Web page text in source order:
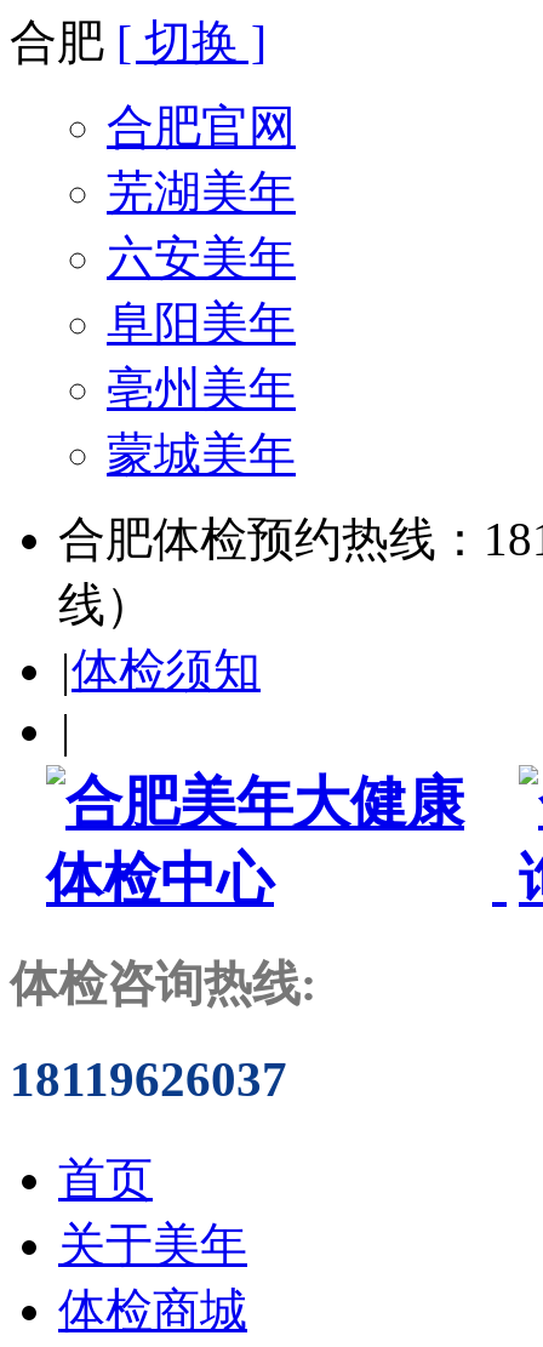
合肥 [ 切换 ]
合肥官网
芜湖美年
六安美年
阜阳美年
亳州美年
蒙城美年
合肥体检预约热线：
线）
|体检须知
|
体检咨询热线:
18119626037
首页
关于美年
体检商城